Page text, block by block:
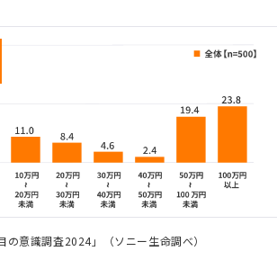
の意識調査2024」（ソニー生命調べ）